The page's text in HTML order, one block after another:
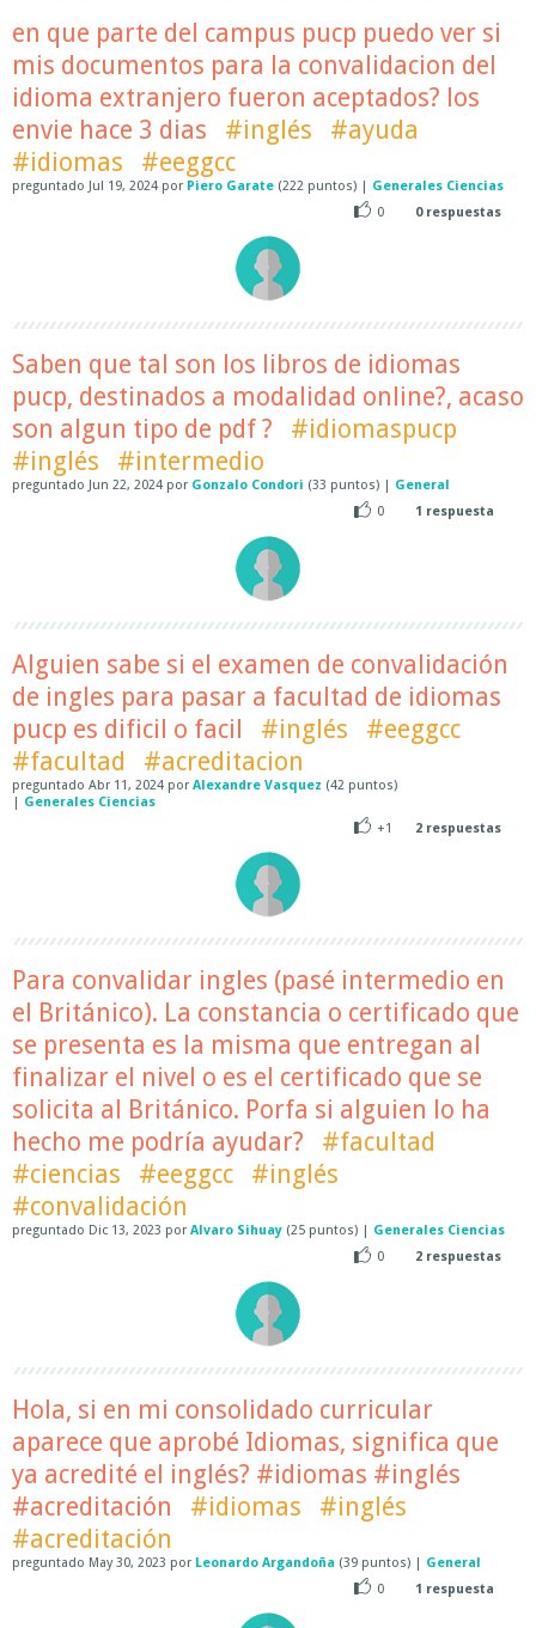
en que parte del campus pucp puedo ver si
mis documentos para la convalidacion del
idioma extranjero fueron aceptados? los
envie hace 3 dias
#inglés
#ayuda
#idiomas
#eeggcc
preguntado Jul 19, 2024 por Piero Garate (222 puntos) | Generales Ciencias
0
0respuestas
Saben que tal son los libros de idiomas
pucp, destinados a modalidad online?, acaso
son algun tipo de pdf ?
#idiomaspucp
#inglés
#intermedio
preguntado Jun 22, 2024 por Gonzalo Condori (33 puntos) | General
0
1 respuesta
Alguien sabe si el examen de convalidación
de ingles para pasar a facultad de idiomas
pucp es dificil o facil
#inglés
#eeggcc
#facultad
#acreditacion
preguntado Abr 11, 2024 por Alexandre Vasquez (42 puntos)
| Generales Ciencias
+1
2 respuestas
Para convalidar ingles (pasé intermedio en
el Británico). La constancia o certificado que
se presenta es la misma que entregan al
finalizar el nivel o es el certificado que se
solicita al Británico. Porfa si alguien lo ha
hecho me podría ayudar?
#facultad
#ciencias
#eeggcc
#inglés
#convalidación
preguntado Dic 13, 2023 por Alvaro Sihuay (25 puntos) | Generales Ciencias
0
2 respuestas
Hola, si en mi consolidado curricular
aparece que aprobé Idiomas, significa que
ya acredité el inglés? #idiomas #inglés
#acreditación
#idiomas
#inglés
#acreditación
preguntado May 30, 2023 por Leonardo Argandoña (39 puntos) | General
0
1 respuesta